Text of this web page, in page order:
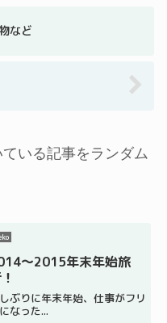
など
いる記事をランダム
～2015年末年始旅
ぶりに年末年始、仕事がフリ
なった...